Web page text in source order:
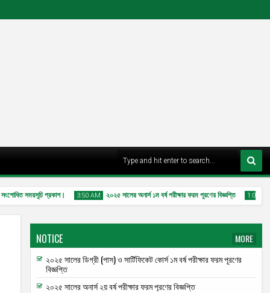
সময়সূচি প্রকাশ। 3:50 AM
05 May
2026
২০২৫ সালের অনার্স ১ম বর্ষ পরীক্ষার ফরম পূরণের বিজ্ঞপ্তি 1:01 AM
26
NOTICE
MORE
২০২৫ সালের ডিগ্রী (পাস) ও সার্টিফিকেট কোর্স ১ম বর্ষ পরীক্ষার ফরম পূরণের
বিজ্ঞপ্তি
২০২৫ সালের অনার্স ২য় বর্ষ পরীক্ষার ফরম পূরণের বিজ্ঞপ্তি